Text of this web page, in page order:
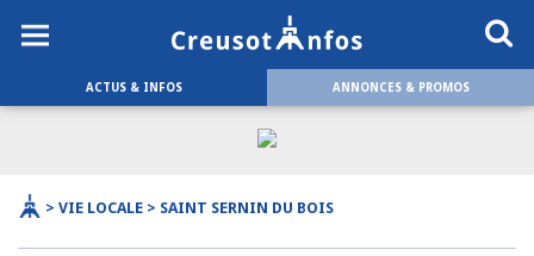
ACTUS & INFOS ANNONCES & PROMOS
> VIE LOCALE > SAINT SERNIN DU BOIS